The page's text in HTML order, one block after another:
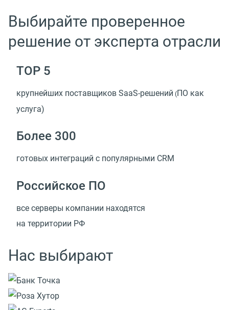
Выбирайте проверенное
решение от эксперта отрасли
TOP 5
крупнейших поставщиков SaaS-решений (ПО как
услуга)
Более 300
готовых интеграций с популярными CRM
Российское ПО
все серверы компании находятся
на территории РФ
Нас выбирают